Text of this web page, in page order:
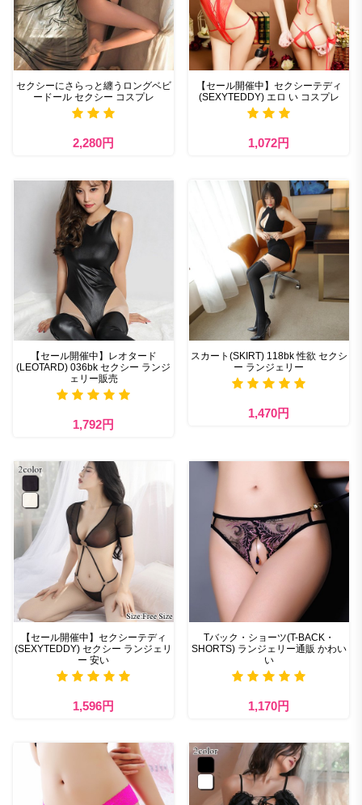
セクシーにさらっと纏うロングベビ
ードール セクシー コスプレ
2,280円
【セール開催中】セクシーテディ
(SEXYTEDDY) エロ い コスプレ
1,072円
【セール開催中】レオタード
(LEOTARD) 036bk セクシー ランジ
ェリー販売
1,792円
スカート(SKIRT) 118bk 性欲 セクシ
ー ランジェリー
1,470円
【セール開催中】セクシーテディ
(SEXYTEDDY) セクシー ランジェリ
ー 安い
1,596円
Tバック・ショーツ(T-BACK・
SHORTS) ランジェリー通販 かわい
い
1,170円